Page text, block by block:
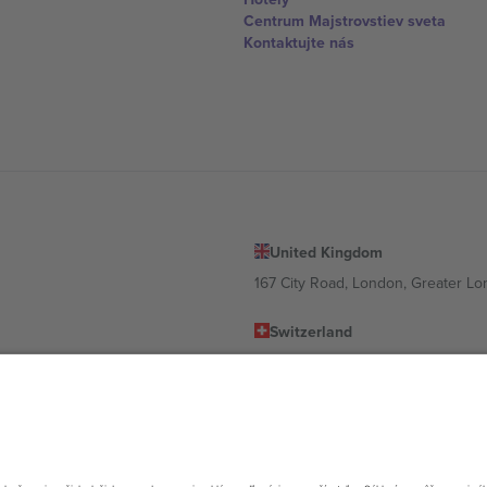
Centrum Majstrovstiev sveta
Kontaktujte nás
United Kingdom
167 City Road, London, Greater
States
Switzerland
Dorfstrasse 52a, 6390 Engelberg,